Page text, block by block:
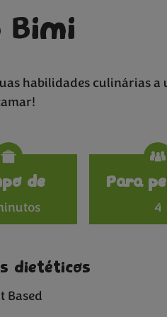
Bimi
habilidades culinárias a
de
Para
4
dietéticos
Based